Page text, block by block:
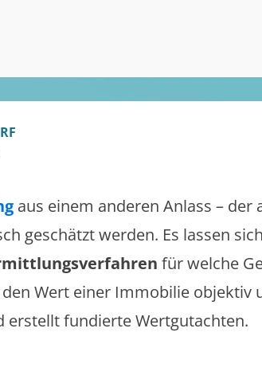
aus einem anderen Anlass – der
geschätzt werden. Es lassen
für welche
Wert einer Immobilie objektiv
erstellt fundierte Wertgutachten.